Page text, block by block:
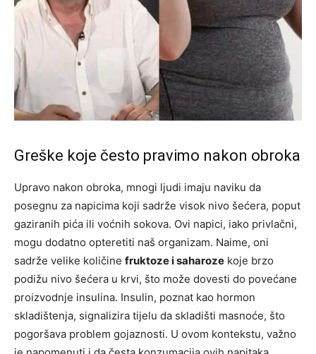
Greške koje često pravimo nakon obroka
Upravo nakon obroka, mnogi ljudi imaju naviku da
posegnu za napicima koji sadrže visok nivo šećera, poput
gaziranih pića ili voćnih sokova. Ovi napici, iako privlačni,
mogu dodatno opteretiti naš organizam. Naime, oni
sadrže velike količine fruktoze i saharoze koje brzo
podižu nivo šećera u krvi, što može dovesti do povećane
proizvodnje insulina. Insulin, poznat kao hormon
skladištenja, signalizira tijelu da skladišti masnoće, što
pogoršava problem gojaznosti. U ovom kontekstu, važno